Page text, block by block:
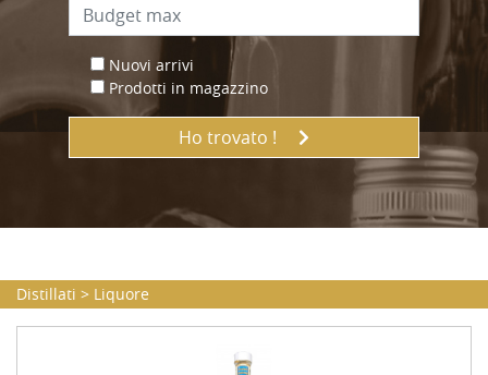
Nuovi arrivi
Prodotti in magazzino
Ho trovato !
Distillati > Liquore